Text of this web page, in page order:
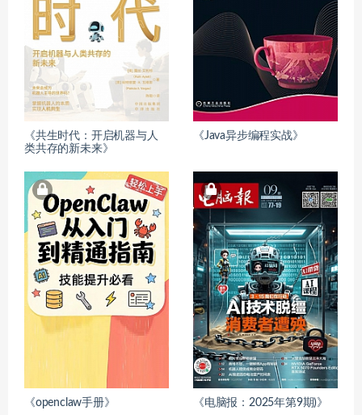
《共生时代：开启机器与人
类共存的新未来》
《Java异步编程实战》
《openclaw手册》 《电脑报：2025年第9期)》